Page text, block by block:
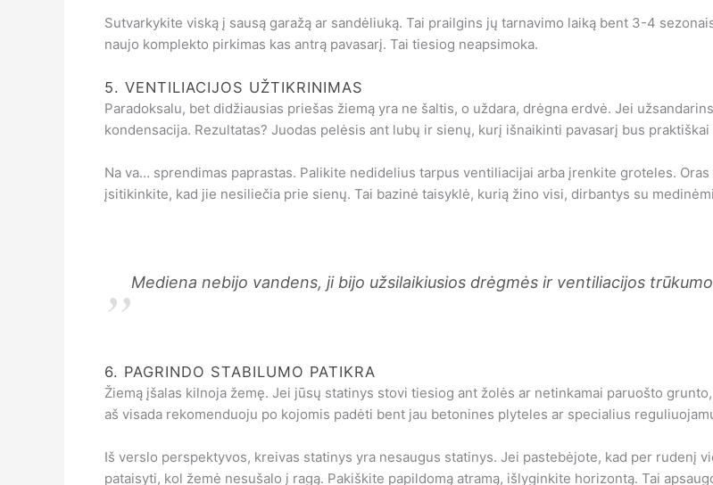
Sutvarkykite viską į sausą garažą ar sandėliuką. Tai prailgins jų tarnavimo laiką bent 3-4
naujo komplekto pirkimas kas antrą pavasarį. Tai tiesiog neapsimoka.
5. VENTILIACIJOS UŽTIKRINIMAS
Paradoksalu, bet didžiausias priešas žiemą yra ne šaltis, o uždara, drėgna erdvė. Jei
kondensacija. Rezultatas? Juodas pelėsis ant lubų ir sienų, kurį išnaikinti pavasarį bus
Na va… sprendimas paprastas. Palikite nedidelius tarpus ventiliacijai arba įrenkite groteles.
įsitikinkite, kad jie nesiliečia prie sienų. Tai bazinė taisyklė, kurią žino visi, dirbantys su
„Mediena nebijo vandens, ji bijo užsilaikiusios drėgmės ir ventiliacijos
6. PAGRINDO STABILUMO PATIKRA
Žiemą įšalas kilnoja žemę. Jei jūsų statinys stovi tiesiog ant žolės ar netinkamai paruošto
aš visada rekomenduoju po kojomis padėti bent jau betonines plyteles ar specialius
Iš verslo perspektyvos, kreivas statinys yra nesaugus statinys. Jei pastebėjote, kad per rudenį
pataisyti, kol žemė nesušalo į ragą. Pakiškite papildomą atramą, išlyginkite horizontą. Tai